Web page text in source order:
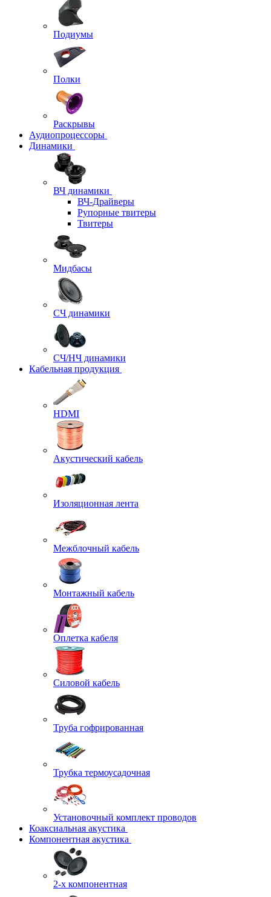
Подиумы
Полки
Раскрывы
Аудиопроцессоры
Динамики
ВЧ динамики
ВЧ-Драйверы
Рупорные твитеры
Твитеры
Мидбасы
СЧ динамики
СЧ/НЧ динамики
Кабельная продукция
HDMI
Акустический кабель
Изоляционная лента
Межблочный кабель
Монтажный кабель
Оплетка кабеля
Силовой кабель
Труба гофрированная
Трубка термоусадочная
Установочный комплект проводов
Коаксиальная акустика
Компонентная акустика
2-х компонентная